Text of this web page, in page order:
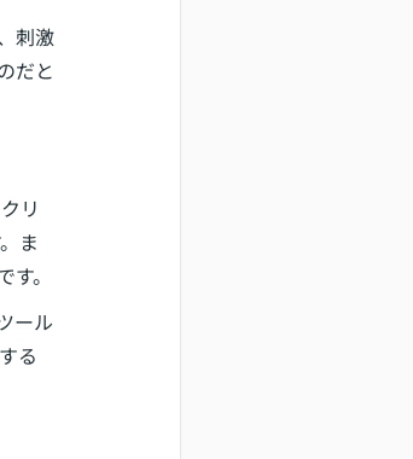
刺激
だと
リ
ま
。
ール
る